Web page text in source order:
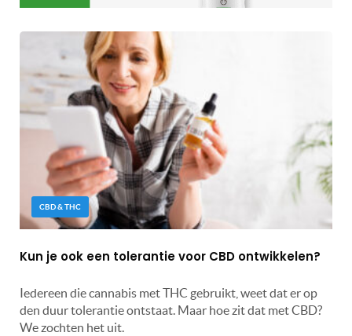
CBD & THC
Kun je ook een tolerantie voor CBD ontwikkelen?
Iedereen die cannabis met THC gebruikt, weet dat er op
den duur tolerantie ontstaat. Maar hoe zit dat met CBD?
We zochten het uit.